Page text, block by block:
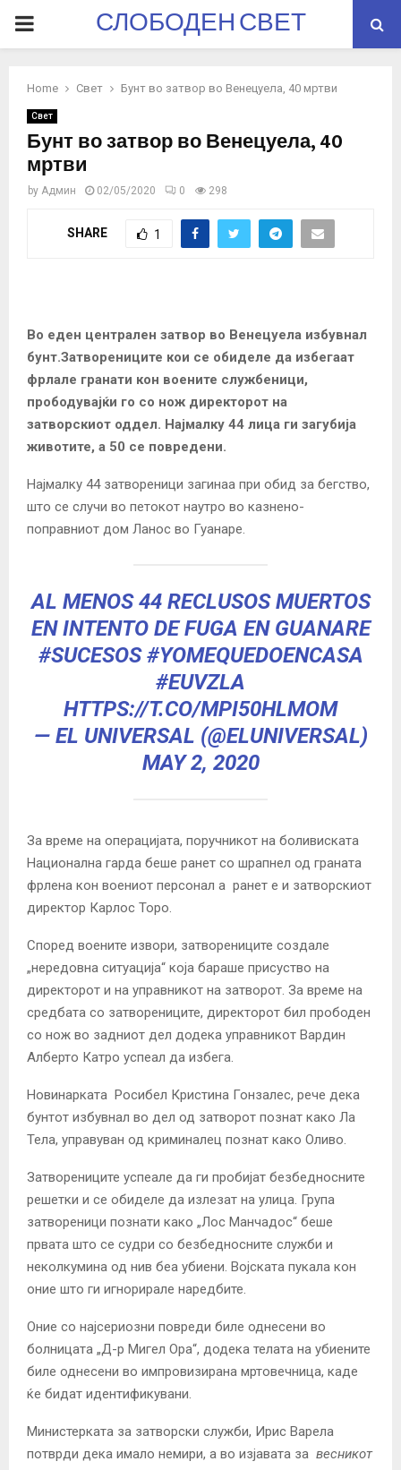
PRIMARYСЛОБОДЕН СВЕТ
Home Свет Бунт во затвор во Венецуела, 40 мртви
Свет
Бунт во затвор во Венецуела, 40
мртви
by Админ 02/05/2020 0 298
SHARE 1
Во еден централен затвор во Венецуела избувнал
бунт.Затворениците кои се обиделе да избегаат
фрлале гранати кон воените службеници,
прободувајќи го со нож директорот на
затворскиот оддел. Најмалку 44 лица ги загубија
животите, а 50 се повредени.
Најмалку 44 затвореници загинаа при обид за бегство,
што се случи во петокот наутро во казнено-
поправниот дом Ланос во Гуанаре.
AL MENOS 44 RECLUSOS MUERTOS
EN INTENTO DE FUGA EN GUANARE
#SUCESOS #YOMEQUEDOENCASA
#EUVZLA
HTTPS://T.CO/MPI50HLMOM
— EL UNIVERSAL (@ELUNIVERSAL)
MAY 2, 2020
За време на операцијата, поручникот на боливиската
Национална гарда беше ранет со шрапнел од граната
фрлена кон воениот персонал а ранет е и затворскиот
директор Карлос Торо.
Според воените извори, затворениците создале
„нередовна ситуација“ која бараше присуство на
директорот и на управникот на затворот. За време на
средбата со затворениците, директорот бил прободен
со нож во задниот дел додека управникот Вардин
Алберто Катро успеал да избега.
Новинарката Росибел Кристина Гонзалес, рече дека
бунтот избувнал во дел од затворот познат како Ла
Тела, управуван од криминалец познат како Оливо.
Затворениците успеале да ги пробијат безбедносните
решетки и се обиделе да излезат на улица. Група
затвореници познати како „Лос Манчадос“ беше
првата што се судри со безбедносните служби и
неколкумина од нив беа убиени. Војската пукала кон
оние што ги игнорирале наредбите.
Оние со најсериозни повреди биле однесени во
болницата „Д-р Мигел Ора“, додека телата на убиените
биле однесени во импровизирана мртовечница, каде
ќе бидат идентификувани.
Министерката за затворски служби, Ирис Варела
потврди дека имало немири, а во изјавата за весникот